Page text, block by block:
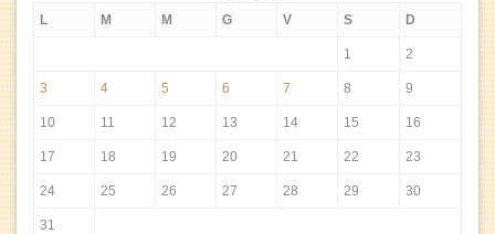
L
M M G V S D
1 2
3 4 5 6 7 8 9
10 11 12 13 14 15 16
17 18 19 20 21 22 23
24 25 26 27 28 29 30
31